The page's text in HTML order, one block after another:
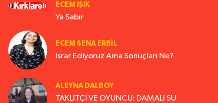
ECEM IŞIK
Ya Sabır
ECEM SENA ERBIL
Israr Ediyoruz Ama Sonuçları Ne?
ALEYNA DALBOY
TAKLİTÇİ VE OYUNCU: DAMALI SU